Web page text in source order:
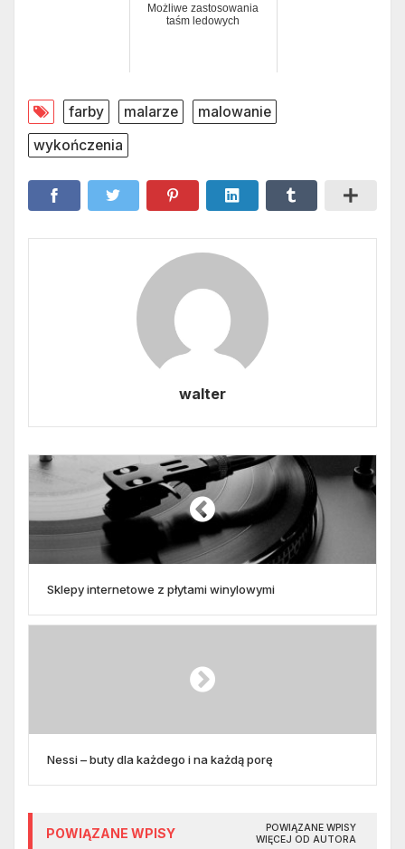
Możliwe zastosowania
taśm ledowych
farby malarze
malowanie
wykończenia
walter
Sklepy internetowe z płytami winylowymi
Nessi – buty dla każdego i na każdą porę
POWIĄZANE WPISY
POWIĄZANE WPISY
WIĘCEJ OD AUTORA